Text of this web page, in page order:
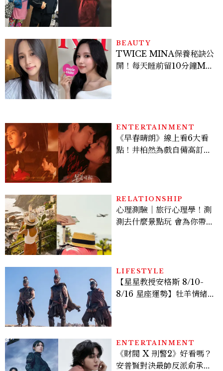
看點懶人包
BEAUTY
TWICE MINA保養秘訣公
開！每天睡前留10分鐘ME
ENTERTAINMENT
《早春晴朗》線上看6大看
點！井柏然為戲自備高訂，
RELATIONSHIP
心理測驗｜旅行心理學！測
測去什麼景點玩 會為你帶來
LIFESTYLE
【星星教授安格斯 8/10-
8/16 星座運勢】牡羊情緒
ENTERTAINMENT
《財閥 X 刑警2》好看嗎？
安普賢對決最帥反派俞承